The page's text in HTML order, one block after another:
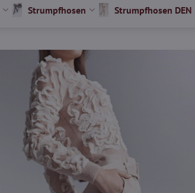
Strumpfhosen Strumpfhosen DEN